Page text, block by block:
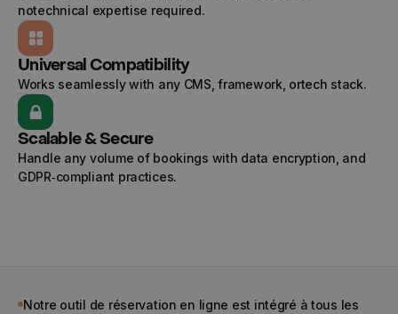
notechnical expertise required.
Universal Compatibility
Works seamlessly with any CMS, framework, ortech stack.
Scalable & Secure
Handle any volume of bookings with data encryption, and
GDPR‑compliant practices.
Notre outil de réservation en ligne est intégré à tous les